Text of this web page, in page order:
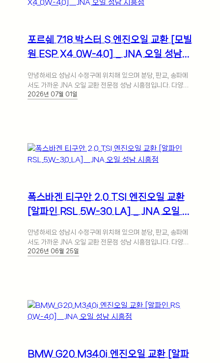
포르쉐 718 박스터 S 엔진오일 교환 [모빌
원 ESP X4 0W-40] _ JNA 오일 성남
안녕하세요 성남시 수정구에 위치해 있으며 분당, 판교, 송파에
서도 가까운 JNA 오일 교환 전문점 성남 시흥점입니다. 다양한
글로벌 국내외 자동차 브랜드… 더 보기
2026년 07월 01일
폭스바겐 티구안 2.0 TSI 엔진오일 교환
[알파인 RSL 5W-30 LA] _ JNA 오일 성
안녕하세요 성남시 수정구에 위치해 있으며 분당, 판교, 송파에
서도 가까운 JNA 오일 교환 전문점 성남 시흥점입니다. 다양한
글로벌 국내외 자동차 브랜드… 더 보기
2026년 06월 25일
BMW G20 M340i 엔진오일 교환 [알파